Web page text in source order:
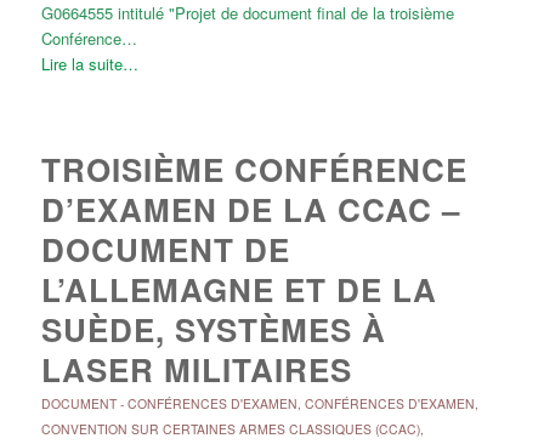
G0664555 intitulé "Projet de document final de la troisième
Conférence…
Lire la suite…
TROISIÈME CONFÉRENCE
D’EXAMEN DE LA CCAC –
DOCUMENT DE
L’ALLEMAGNE ET DE LA
SUÈDE, SYSTÈMES À
LASER MILITAIRES
DOCUMENT- CONFÉRENCES D'EXAMEN, CONFÉRENCES D'EXAMEN,
CONVENTION SUR CERTAINES ARMES CLASSIQUES (CCAC),